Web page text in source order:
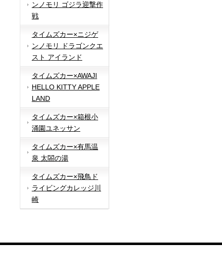
ンノモリ ゴジラ迎撃作
戦
タイムズカー×ニジゲ
ンノモリ ドラゴンクエ
スト アイランド
タイムズカー×AWAJI
HELLO KITTY APPLE
LAND
タイムズカー×箱根小
涌園ユネッサン
タイムズカー×有馬温
泉 太閤の湯
タイムズカー×飛鳥ド
ライビングカレッジ川
崎